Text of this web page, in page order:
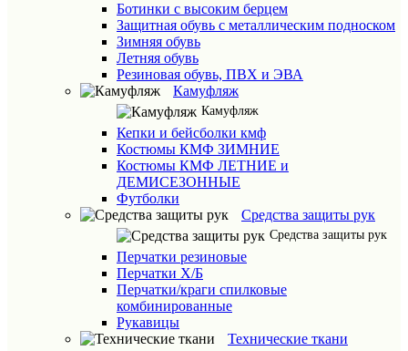
Ботинки с высоким берцем
Защитная обувь с металлическим подноском
Зимняя обувь
Летняя обувь
Резиновая обувь, ПВХ и ЭВА
Камуфляж
Камуфляж
Кепки и бейсболки кмф
Костюмы КМФ ЗИМНИЕ
Костюмы КМФ ЛЕТНИЕ и
ДЕМИСЕЗОННЫЕ
Футболки
Средства защиты рук
Средства защиты рук
Перчатки резиновые
Перчатки Х/Б
Перчатки/краги спилковые
комбинированные
Рукавицы
Технические ткани